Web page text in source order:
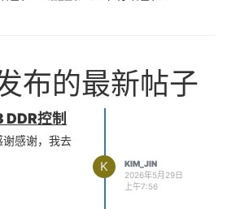
布的最新帖子
控制
谢感谢，我去
K
KIM_JIN
2026年5月29日
上午7:56